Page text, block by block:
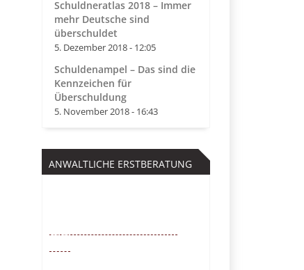
Schuldneratlas 2018 – Immer
mehr Deutsche sind
überschuldet
5. Dezember 2018 - 12:05
Schuldenampel – Das sind die
Kennzeichen für
Überschuldung
5. November 2018 - 16:43
ANWALTLICHE ERSTBERATUNG
55